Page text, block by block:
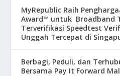
MyRepublic Raih
Award™ untuk Broadband
Terverifikasi Speedtest
Unggah Tercepat di
Berbagi, Peduli, dan
Bersama Pay It Forward